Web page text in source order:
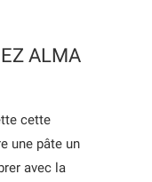
ALMA
cette
une pâte un
avec la